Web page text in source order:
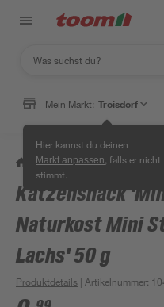
Mein Markt: Troisdorf
Hier kannst du deinen
Markt anpassen , falls er nicht
stimmt.
/ Garten & Freizeit /
Katzensnack
Naturkost Mini
Lachs' 50 g
Produktdetails | Artikelnummer: